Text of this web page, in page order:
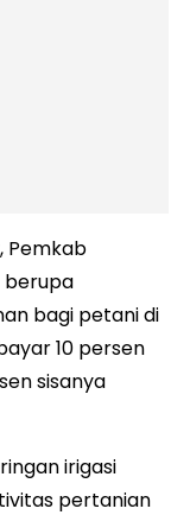
Pemkab
berupa
bagi petani di
10 persen
sisanya
irigasi
pertanian